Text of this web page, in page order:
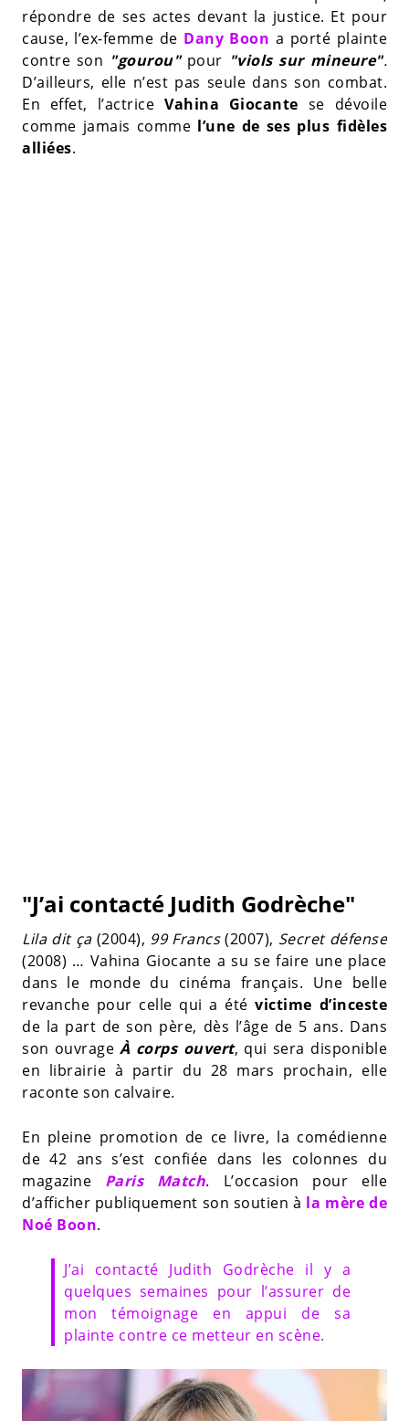
répondre de ses actes devant la justice. Et pour
cause, l’ex-femme de Dany Boon a porté plainte
contre son "gourou"pour "viols sur mineure".
D’ailleurs, elle n’est pas seule dans son combat.
En effet, l’actrice Vahina Giocante se dévoile
comme jamais comme l’une de ses plus fidèles
alliées.
"J’ai contacté Judith Godrèche"
Lila dit ça (2004), 99 Francs(2007), Secret défense
(2008) … Vahina Giocante a su se faire une place
dans le monde du cinéma français. Une belle
revanche pour celle qui a étévictime d’inceste
de la part de son père, dès l’âge de 5 ans. Dans
son ouvrageÀ corps ouvert, qui sera disponible
en librairie à partir du 28 mars prochain, elle
raconte son calvaire.
En pleine promotion de ce livre, la comédienne
de 42 ans s’est confiée dans les colonnes du
magazine Paris Match. L’occasion pour elle
d’afficher publiquement son soutien à la mère de
Noé Boon.
J’ai contacté Judith Godrèche il y a
quelques semaines pour l’assurer de
mon témoignage en appui de sa
plainte contre ce metteur en scène.